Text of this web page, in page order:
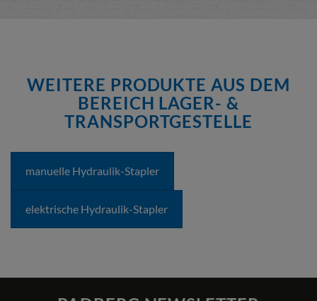
WEITERE PRODUKTE AUS DEM
BEREICH LAGER- &
TRANSPORTGESTELLE
manuelle Hydraulik-Stapler
elektrische Hydraulik-Stapler